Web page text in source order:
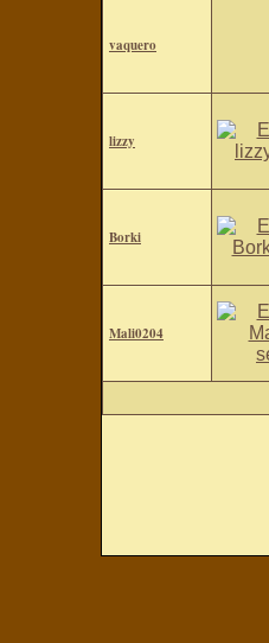
vaquero
lizzy
Borki
Mali0204